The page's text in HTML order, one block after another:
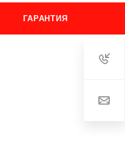
ГАРАНТИЯ